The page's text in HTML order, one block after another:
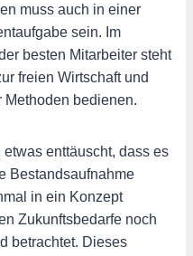
muss auch in einer
sein. Im
besten Mitarbeiter steht
freien Wirtschaft und
Methoden bedienen.
enttäuscht, dass es
Bestandsaufnahme
in ein Konzept
Zukunftsbedarfe noch
betrachtet. Dieses